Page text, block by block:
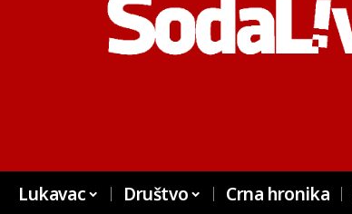
Lukavac Društvo Crna hronika